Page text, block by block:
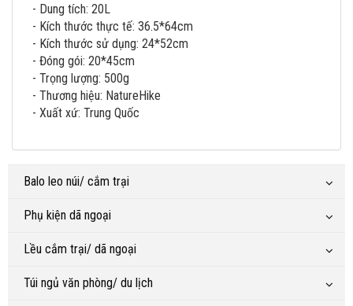
- Dung tích: 20L
- Kích thước thực tế: 36.5*64cm
- Kích thước sử dụng: 24*52cm
- Đóng gói: 20*45cm
- Trọng lượng: 500g
- Thương hiệu: NatureHike
- Xuất xứ: Trung Quốc
Balo leo núi/ cắm trại
Phụ kiện dã ngoại
Lều cắm trại/ dã ngoại
Túi ngủ văn phòng/ du lịch